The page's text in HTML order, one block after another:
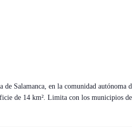
de Salamanca, en la comunidad
de 14 km². Limita con los municipios